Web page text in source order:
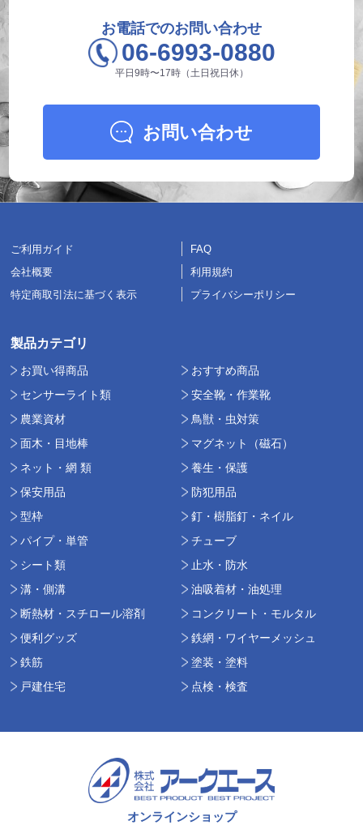
お電話でのお問い合わせ
06-6993-0880
平日9時〜17時（土日祝日休）
お問い合わせ
ご利用ガイド
FAQ
会社概要
利用規約
特定商取引法に基づく表示
プライバシーポリシー
製品カテゴリ
お買い得商品
おすすめ商品
センサーライト類
安全靴・作業靴
農業資材
鳥獣・虫対策
面木・目地棒
マグネット（磁石）
ネット・網 類
養生・保護
保安用品
防犯用品
型枠
釘・樹脂釘・ネイル
パイプ・単管
チューブ
シート類
止水・防水
溝・側溝
油吸着材・油処理
断熱材・スチロール溶剤
コンクリート・モルタル
便利グッズ
鉄網・ワイヤーメッシュ
鉄筋
塗装・塗料
戸建住宅
点検・検査
オンラインショップ